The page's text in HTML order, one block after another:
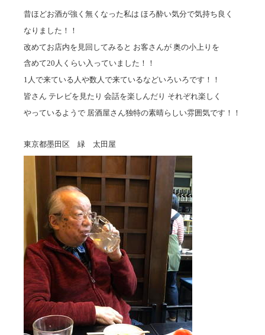
昔ほどお酒が強く無くなった私は ほろ酔い気分で気持ち良く
なりました！！
改めてお店内を見回してみると お客さんが 奥の小上りを
含めて20人くらい入っていました！！
1人で来ている人や数人で来ているなどいろいろです！！
皆さん テレビを見たり 会話を楽しんだり それぞれ楽しく
やっているようで 居酒屋さん独特の素晴らしい雰囲気です！！
東京都墨田区 緑 太田屋